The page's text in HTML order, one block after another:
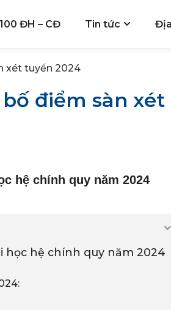
ĐH – CĐ Tin tức
xét tuyển 2024
điểm sàn xét
hệ chính quy năm 2024
học hệ chính quy năm 2024